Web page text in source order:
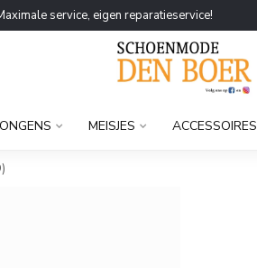
service, eigen reparatieservice!
MEISJES ACCESSOIRES